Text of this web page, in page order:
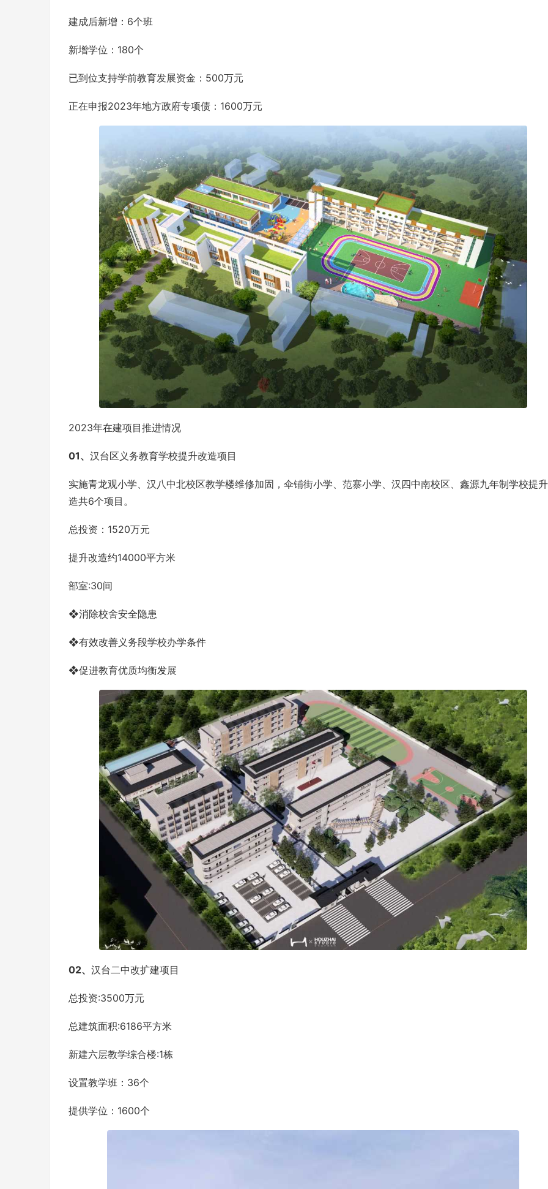
建成后新增：6个班
新增学位：180个
已到位支持学前教育发展资金：500万元
正在申报2023年地方政府专项债：1600万元
2023年在建项目推进情况
01、 汉台区义务教育学校提升改造项目
实施青龙观小学、汉八中北校区教学楼维修加固，伞铺街小学、范寨小学、汉四中南校区、鑫源九年制学校提
造共6个项目。
总投资：1520万元
提升改造约14000平方米
部室:30间
❖消除校舍安全隐患
❖有效改善义务段学校办学条件
❖促进教育优质均衡发展
02、 汉台二中改扩建项目
总投资:3500万元
总建筑面积:6186平方米
新建六层教学综合楼:1栋
设置教学班：36个
提供学位：1600个